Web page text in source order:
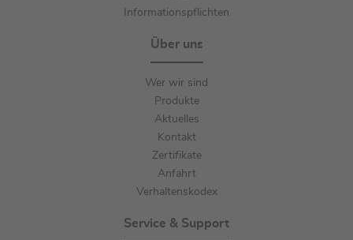
Informationspflichten
Über uns
Wer wir sind
Produkte
Aktuelles
Kontakt
Zertifikate
Anfahrt
Verhaltenskodex
Service & Support